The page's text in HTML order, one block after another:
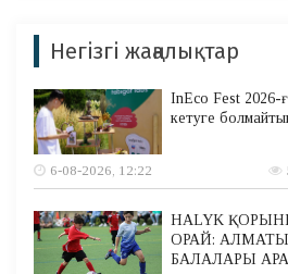
Негізгі жаңалықтар
InEco Fest 2026-
кетуге
6-08-2026, 12:22
HALYK
ОРАЙ:
БАЛАЛАРЫ